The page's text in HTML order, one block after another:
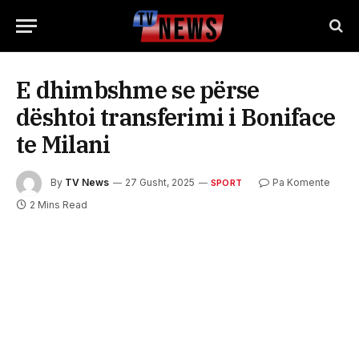
E dhimbshme se përse
dështoi transferimi i Boniface
te Milani
By TV News 27 Gusht, 2025 SPORT
Pa Komente
2 Mins Read